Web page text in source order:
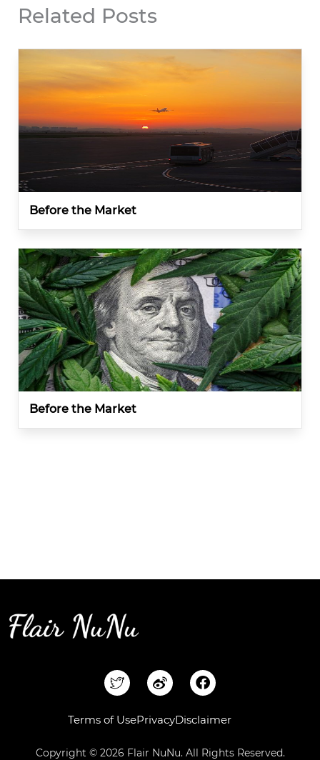
Related Posts
Before the Market
Before the Market
F
a
e
o
Terms of UsePrivacyDisclaimer
Copyright © 2026 Flair NuNu. All Rights Reserved.